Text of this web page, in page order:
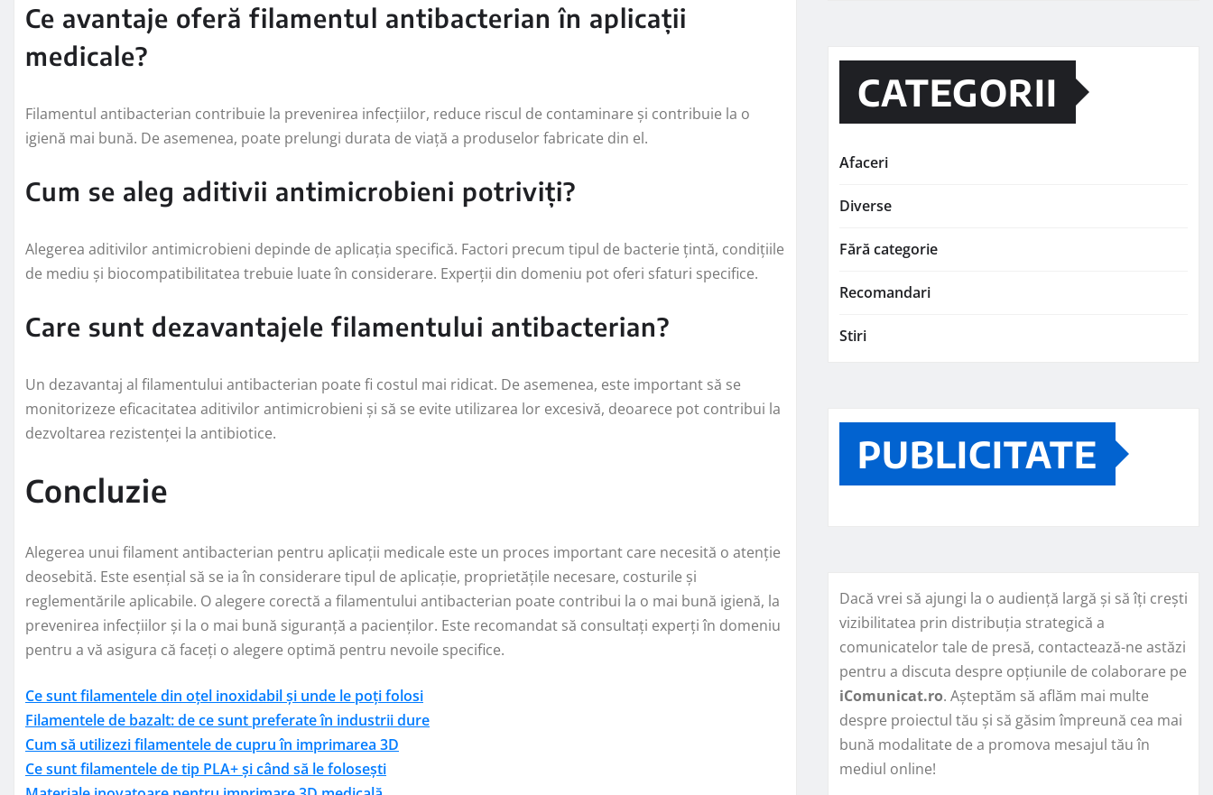
Ce avantaje oferă filamentul antibacterian în aplicații
medicale?
Filamentul antibacterian contribuie la prevenirea infecțiilor, reduce riscul de contaminare și contribuie la o
igienă mai bună. De asemenea, poate prelungi durata de viață a produselor fabricate din el.
Cum se aleg aditivii antimicrobieni potriviți?
Alegerea aditivilor antimicrobieni depinde de aplicația specifică. Factori precum tipul de bacterie țintă, condițiile
de mediu și biocompatibilitatea trebuie luate în considerare. Experții din domeniu pot oferi sfaturi specifice.
Care sunt dezavantajele filamentului antibacterian?
Un dezavantaj al filamentului antibacterian poate fi costul mai ridicat. De asemenea, este important să se
monitorizeze eficacitatea aditivilor antimicrobieni și să se evite utilizarea lor excesivă, deoarece pot contribui la
dezvoltarea rezistenței la antibiotice.
Concluzie
Alegerea unui filament antibacterian pentru aplicații medicale este un proces important care necesită o atenție
deosebită. Este esențial să se ia în considerare tipul de aplicație, proprietățile necesare, costurile și
reglementările aplicabile. O alegere corectă a filamentului antibacterian poate contribui la o mai bună igienă, la
prevenirea infecțiilor și la o mai bună siguranță a pacienților. Este recomandat să consultați experți în domeniu
pentru a vă asigura că faceți o alegere optimă pentru nevoile specifice.
Ce sunt filamentele din oțel inoxidabil și unde le poți folosi
Filamentele de bazalt: de ce sunt preferate în industrii dure
Cum să utilizezi filamentele de cupru în imprimarea 3D
Ce sunt filamentele de tip PLA+ și când să le folosești
CATEGORII
Afaceri
Diverse
Fără categorie
Recomandari
Stiri
PUBLICITATE
Dacă vrei să ajungi la o audiență largă și să îți crești
vizibilitatea prin distribuția strategică a
comunicatelor tale de presă, contactează-ne astăzi
pentru a discuta despre opțiunile de colaborare pe
iComunicat.ro. Așteptăm să aflăm mai multe
despre proiectul tău și să găsim împreună cea mai
bună modalitate de a promova mesajul tău în
mediul online!